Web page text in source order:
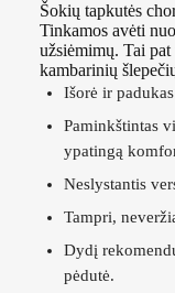
Šokių tapkutės
Tinkamos avėti
užsiėmimų. Tai
kambarinių
Išorė ir
Paminkštintas
ypatingą
Neslystantis
Tampri,
Dydį
pėdutė.